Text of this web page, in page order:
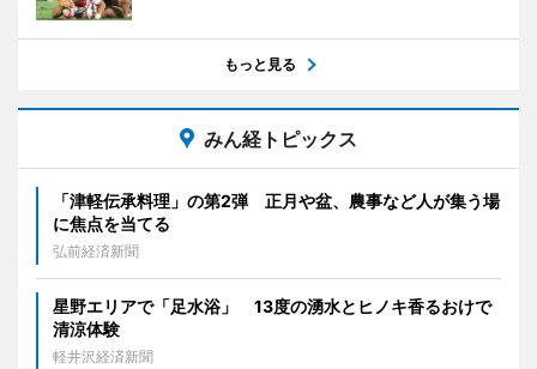
もっと見る
みん経トピックス
「津軽伝承料理」の第2弾 正月や盆、農事など人が集う場
に焦点を当てる
弘前経済新聞
星野エリアで「足水浴」 13度の湧水とヒノキ香るおけで
清涼体験
軽井沢経済新聞